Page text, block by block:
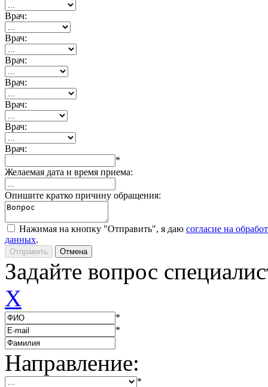
Врач:
Врач:
Врач:
Врач:
Врач:
Врач:
Врач:
*
Желаемая дата и время приема:
Опишите кратко причину обращения:
Нажимая на кнопку "Отправить", я даю согласие на
данных.
Задайте вопрос
X
*
*
Направление:
*